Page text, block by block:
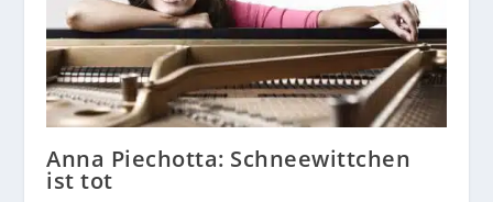
Anna Piechotta: Schneewittchen
ist tot